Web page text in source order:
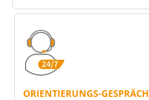
ORIENTIERUNGS-GESPRÄCH